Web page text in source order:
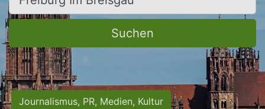
Suchen
Journalismus, PR, Medien, Kultur